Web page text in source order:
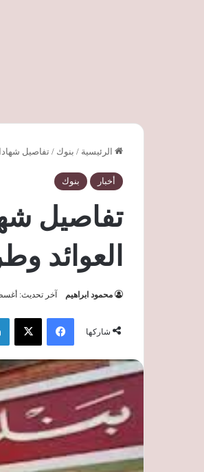
الرئيسية / بنوك / تفاصيل شهادات بنك مصر 2025:
أخبار بنوك
العوائد
محمود ابراهيم آخر تحديث: أغسطس
شاركها
فيسبوك ‫X